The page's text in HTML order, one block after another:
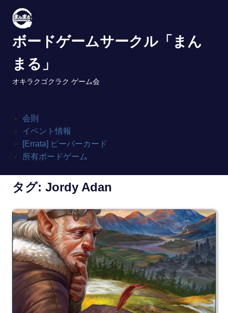
content
ボードゲームサークル「まん
まる」
オキラクゴクラク ゲーム会
会則
イベント情報
[Errata] ピーパーカード
所有ボードゲーム
タグ: Jordy Adan